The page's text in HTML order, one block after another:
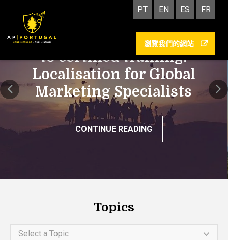
PT EN ES FR
瀏覽我們的網站
AP | PORTUGAL commits
to certified training:
Localisation for Global
Marketing Specialists
CONTINUE READING
Topics
Select a Topic